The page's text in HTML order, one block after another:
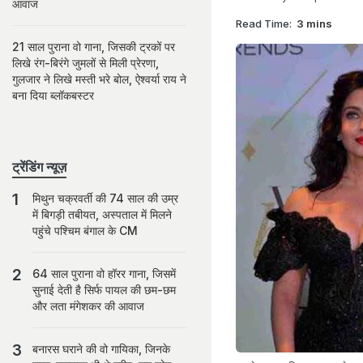
Read Time: 3 mins
आवाज
21 साल पुराना वो गाना, जिसकी ट्रकों पर
लिखे रंग-बिरंगे जुमलों से मिली प्रेरणा,
गुलजार ने लिखे मस्ती भरे बोल, ऐश्वर्या राय ने
बना दिया ब्लॉकबस्टर
ट्रेंडिंग न्यूज़
मिथुन चक्रवर्ती की 74 साल की उम्र
में बिगड़ी तबीयत, अस्पताल में मिलने
पहुंचे पश्चिम बंगाल के CM
64 साल पुराना वो हॉरर गाना, जिसमें
सुनाई देती है सिर्फ पायल की छम-छम
और लता मंगेशकर की आवाज
बनारस घराने की वो गायिका, जिनके